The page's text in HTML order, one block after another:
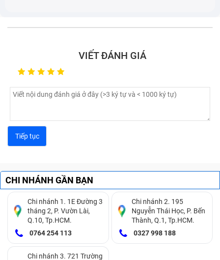
Thời gian sử dụng điện thoại
Được đo bằng giờ sử dụng liên tục hoặc thời gian chờ,
của người dùng.
Sản phẩm điện thoại Samsung Galaxy F42 5G
Dấu hiệu thay pin Samsung Galaxy F42
VIẾT ĐÁNH GIÁ
CHI NHÁNH GẦN BẠN
Chi nhánh 1. 1E Đường 3
tháng 2, P. Vườn Lài,
Q.10, Tp.HCM.
0764 254 113
Chi nhánh 2. 195
Nguyễn Thái Học, P. Bến
Thành, Q.1, Tp.HCM.
0327 998 188
Chi nhánh 3. 721 Trường